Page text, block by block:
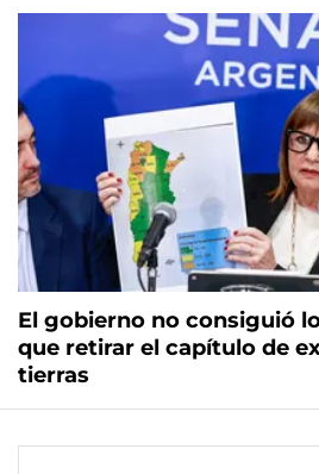
El gobierno no consiguió
que retirar el capítulo de
tierras